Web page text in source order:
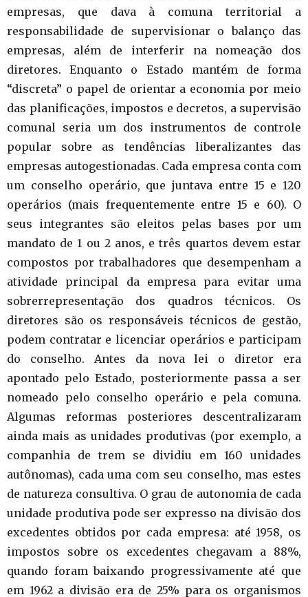
empresas, que dava à comuna territorial a
responsabilidade de supervisionar o balanço das
empresas, além de interferir na nomeação dos
diretores. Enquanto o Estado mantém de forma
“discreta” o papel de orientar a economia por meio
das planificações, impostos e decretos, a supervisão
comunal seria um dos instrumentos de controle
popular sobre as tendências liberalizantes das
empresas autogestionadas. Cada empresa conta com
um conselho operário, que juntava entre 15 e 120
operários (mais frequentemente entre 15 e 60). O
seus integrantes são eleitos pelas bases por um
mandato de 1 ou 2 anos, e três quartos devem estar
compostos por trabalhadores que desempenham a
atividade principal da empresa para evitar uma
sobrerrepresentação dos quadros técnicos. Os
diretores são os responsáveis técnicos de gestão,
podem contratar e licenciar operários e participam
do conselho. Antes da nova lei o diretor era
apontado pelo Estado, posteriormente passa a ser
nomeado pelo conselho operário e pela comuna.
Algumas reformas posteriores descentralizaram
ainda mais as unidades produtivas (por exemplo, a
companhia de trem se dividiu em 160 unidades
autônomas), cada uma com seu conselho, mas estes
de natureza consultiva. O grau de autonomia de cada
unidade produtiva pode ser expresso na divisão dos
excedentes obtidos por cada empresa: até 1958, os
impostos sobre os excedentes chegavam a 88%,
quando foram baixando progressivamente até que
em 1962 a divisão era de 25% para os organismos